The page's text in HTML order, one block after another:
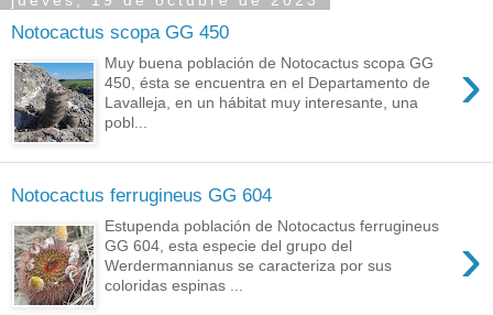
Notocactus scopa GG 450
›
Muy buena población de Notocactus scopa GG
450, ésta se encuentra en el Departamento de
Lavalleja, en un hábitat muy interesante, una
pobl...
Notocactus ferrugineus GG 604
›
Estupenda población de Notocactus ferrugineus
GG 604, esta especie del grupo del
Werdermannianus se caracteriza por sus
coloridas espinas ...